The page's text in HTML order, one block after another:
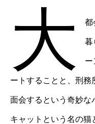
大 都
暮
ー
ートすることと、刑務
面会するという奇妙な
キャットという名の猫